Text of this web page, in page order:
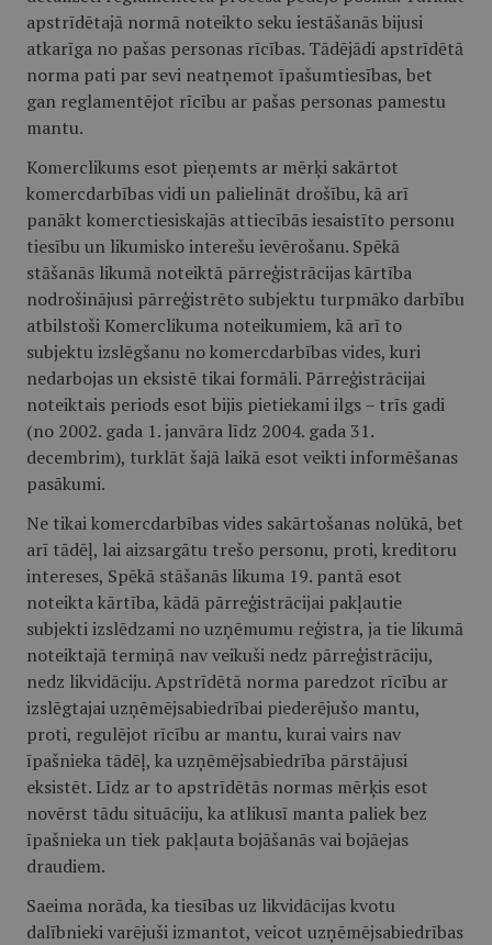
apstrīdētajā normā noteikto seku iestāšanās bijusi
atkarīga no pašas personas rīcības. Tādējādi apstrīdētā
norma pati par sevi neatņemot īpašumtiesības, bet
gan reglamentējot rīcību ar pašas personas pamestu
mantu.
Komerclikums esot pieņemts ar mērķi sakārtot
komercdarbības vidi un palielināt drošību, kā arī
panākt komerctiesiskajās attiecībās iesaistīto personu
tiesību un likumisko interešu ievērošanu. Spēkā
stāšanās likumā noteiktā pārreģistrācijas kārtība
nodrošinājusi pārreģistrēto subjektu turpmāko darbību
atbilstoši Komerclikuma noteikumiem, kā arī to
subjektu izslēgšanu no komercdarbības vides, kuri
nedarbojas un eksistē tikai formāli. Pārreģistrācijai
noteiktais periods esot bijis pietiekami ilgs – trīs gadi
(no 2002. gada 1. janvāra līdz 2004. gada 31.
decembrim), turklāt šajā laikā esot veikti informēšanas
pasākumi.
Ne tikai komercdarbības vides sakārtošanas nolūkā, bet
arī tādēļ, lai aizsargātu trešo personu, proti, kreditoru
intereses, Spēkā stāšanās likuma 19. pantā esot
noteikta kārtība, kādā pārreģistrācijai pakļautie
subjekti izslēdzami no uzņēmumu reģistra, ja tie likumā
noteiktajā termiņā nav veikuši nedz pārreģistrāciju,
nedz likvidāciju. Apstrīdētā norma paredzot rīcību ar
izslēgtajai uzņēmējsabiedrībai piederējušo mantu,
proti, regulējot rīcību ar mantu, kurai vairs nav
īpašnieka tādēļ, ka uzņēmējsabiedrība pārstājusi
eksistēt. Līdz ar to apstrīdētās normas mērķis esot
novērst tādu situāciju, ka atlikusī manta paliek bez
īpašnieka un tiek pakļauta bojāšanās vai bojāejas
draudiem.
Saeima norāda, ka tiesības uz likvidācijas kvotu
dalībnieki varējuši izmantot, veicot uzņēmējsabiedrības